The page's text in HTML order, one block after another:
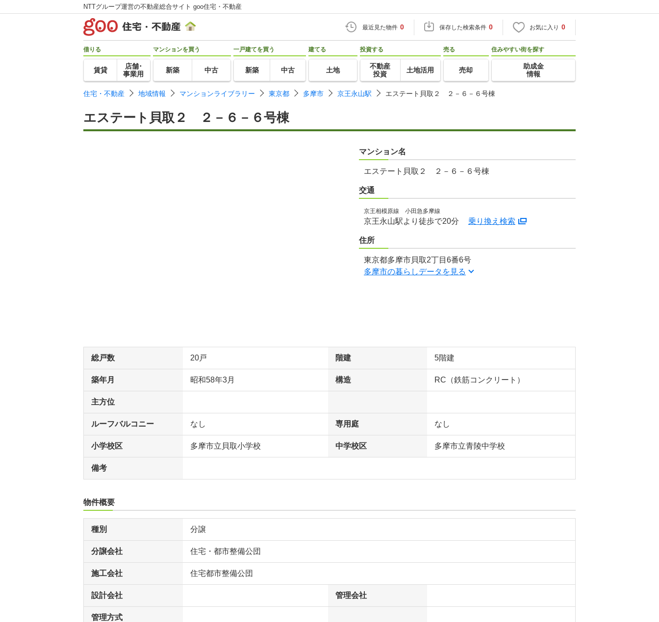
NTTグループ運営の不動産総合サイト goo住宅・不動産
最近見た物件 0 保存した検索条件 0 お気に入り 0
借りる
賃貸
店舗･
事業用
マンションを買う
新築 中古
一戸建てを買う
新築 中古
建てる
土地
投資する
不動産
投資
土地活用
売る
売却
住みやすい街を探す
助成金
情報
住宅・不動産 地域情報 マンションライブラリー 東京都 多摩市 京王永山駅 エステート貝取２ ２－６－６号棟
エステート貝取２ ２－６－６号棟
マンション名
エステート貝取２ ２－６－６号棟
交通
京王相模原線 小田急多摩線
京王永山駅より徒歩で20分 乗り換え検索
住所
東京都多摩市貝取2丁目6番6号
多摩市の暮らしデータを見る
総戸数 20戸 階建 5階建
築年月 昭和58年3月 構造 RC（鉄筋コンクリート）
主方位
ルーフバルコニー なし 専用庭 なし
小学校区 多摩市立貝取小学校 中学校区 多摩市立青陵中学校
備考
物件概要
種別 分譲
分譲会社 住宅・都市整備公団
施工会社 住宅都市整備公団
設計会社 管理会社
管理方式